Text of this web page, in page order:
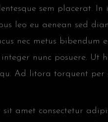
sem placerat.
leo eu aenean sed
nec metus bibendum
nunc posuere. Ut
Ad litora torquent per
amet consectetur